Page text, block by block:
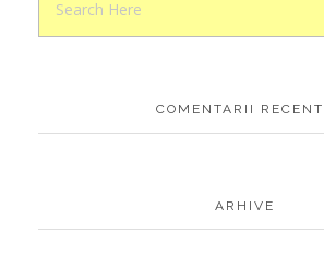
COMENTARII
ARHIVE